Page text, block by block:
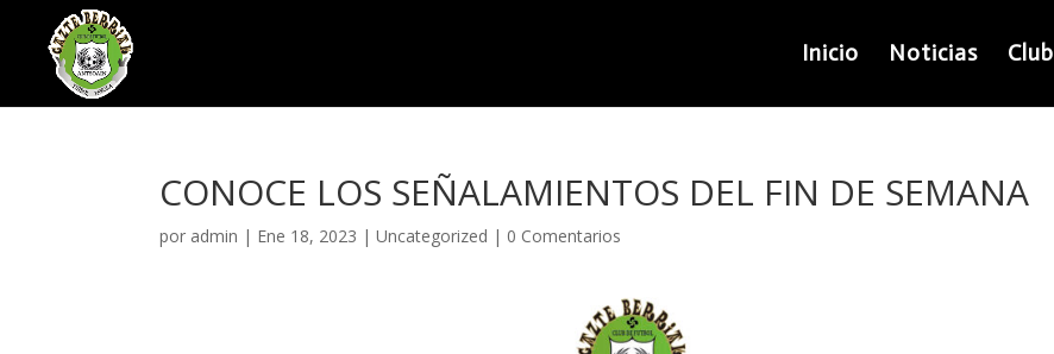
Inicio Noticias Club
CONOCE LOS SEÑALAMIENTOS DEL FIN DE SEMANA
por admin | Ene 18, 2023 |Uncategorized | 0 Comentarios